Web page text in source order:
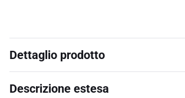
Dettaglio prodotto
Descrizione estesa